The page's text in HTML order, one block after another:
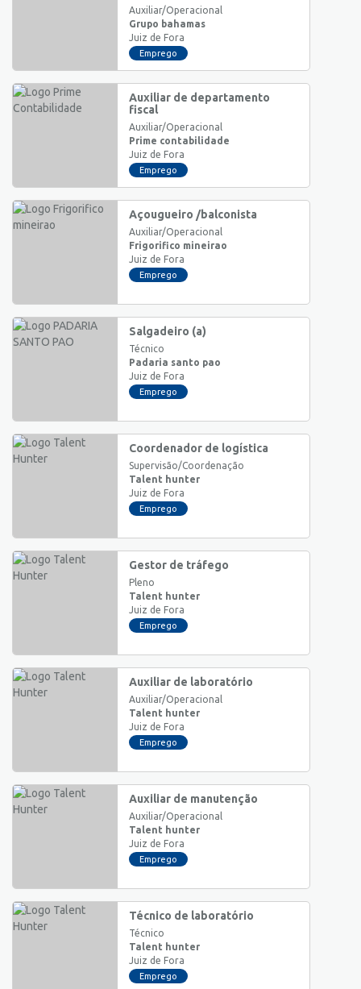
Auxiliar/Operacional
Grupo bahamas
Juiz de Fora
Emprego
Auxiliar de departamento
fiscal
Auxiliar/Operacional
Prime contabilidade
Juiz de Fora
Emprego
Açougueiro /balconista
Auxiliar/Operacional
Frigorifico mineirao
Juiz de Fora
Emprego
Salgadeiro (a)
Técnico
Padaria santo pao
Juiz de Fora
Emprego
Coordenador de logística
Supervisão/Coordenação
Talent hunter
Juiz de Fora
Emprego
Gestor de tráfego
Pleno
Talent hunter
Juiz de Fora
Emprego
Auxiliar de laboratório
Auxiliar/Operacional
Talent hunter
Juiz de Fora
Emprego
Auxiliar de manutenção
Auxiliar/Operacional
Talent hunter
Juiz de Fora
Emprego
Técnico de laboratório
Técnico
Talent hunter
Juiz de Fora
Emprego